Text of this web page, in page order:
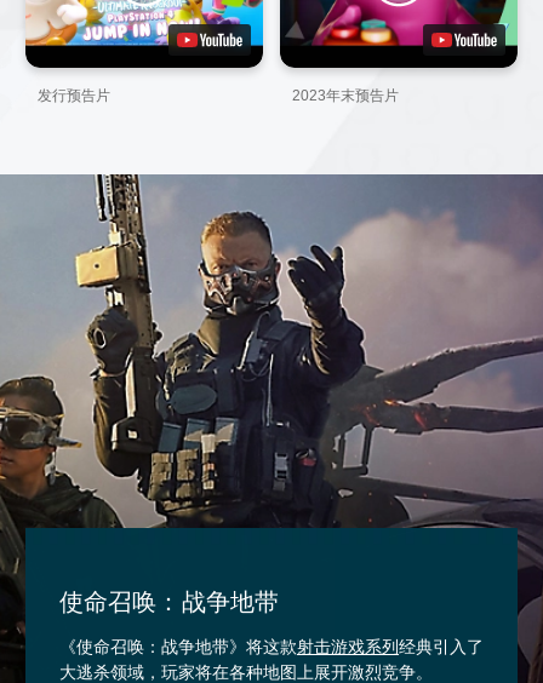
发行预告片 2023年末预告片
使命召唤：战争地带
《使命召唤：战争地带》将这款射击游戏系列经典引入了
大逃杀领域，玩家将在各种地图上展开激烈竞争。